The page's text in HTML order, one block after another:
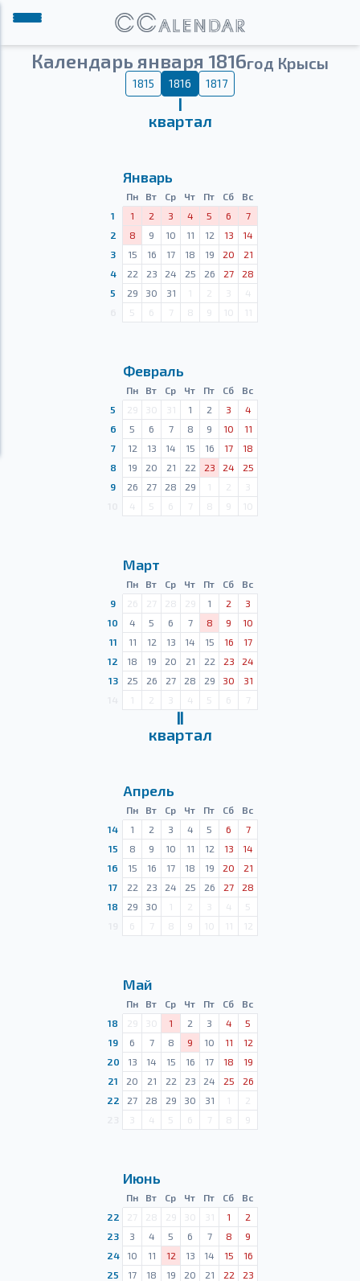
Календарь января 1816год Крысы
1815 1816 1817
Ⅰ
квартал
Январь
Пн Вт Ср Чт Пт Сб
Вс
1
1 2 3 4 5 6
7
2
8 9 10 11 12 13
14
3
15 16 17 18 19 20
21
4
22 23 24 25 26 27
28
5
29 30 31 1 2 3
4
5 6 7 8 9 10 11
Февраль
Пн Вт Ср Чт Пт Сб
Вс
5
29 30 31 1 2 3
4
6
5 6 7 8 9 10
11
7
12 13 14 15 16 17
18
8
19 20 21 22 23 24
25
9
26 27 28 29 1 2
3
4 5 6 7 8 9 10
Март
Пн Вт Ср Чт Пт Сб
Вс
9
26 27 28 29 1 2
3
10
4 5 6 7 8 9
10
11
11 12 13 14 15 16
17
12
18 19 20 21 22 23
24
13
25 26 27 28 29 30
31
1 2 3 4 5 6 7
Ⅱ
квартал
Апрель
Пн Вт Ср Чт Пт Сб
Вс
14
1 2 3 4 5 6
7
15
8 9 10 11 12 13
14
16
15 16 17 18 19 20
21
17
22 23 24 25 26 27
28
18
29 30 1 2 3 4
5
6 7 8 9 10 11 12
Май
Пн Вт Ср Чт Пт Сб
Вс
18
29 30 1 2 3 4
5
19
6 7 8 9 10 11
12
20
13 14 15 16 17 18
19
21
20 21 22 23 24 25
26
22
27 28 29 30 31 1
2
3 4 5 6 7 8 9
Июнь
Пн Вт Ср Чт Пт Сб
Вс
22
27 28 29 30 31 1
2
23
3 4 5 6 7 8
9
24
10 11 12 13 14 15
16
25
17 18 19 20 21 22
23